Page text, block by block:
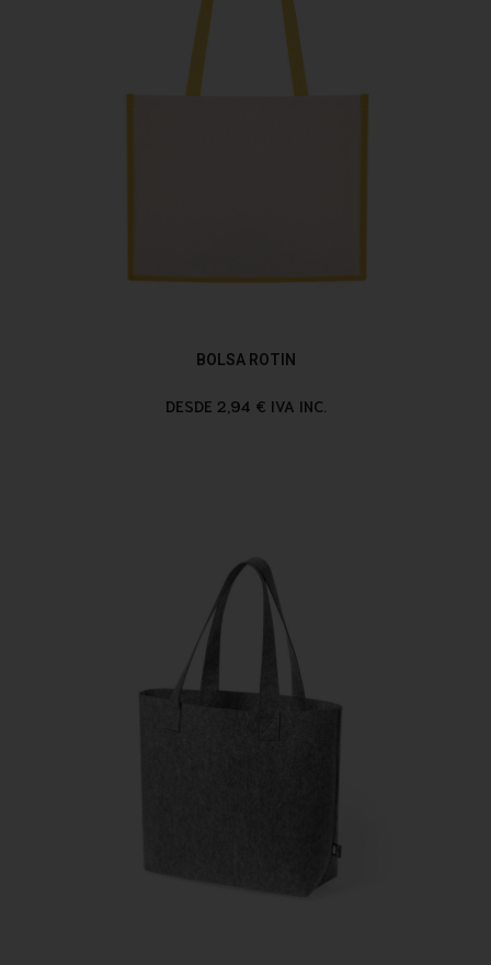
BOLSA ROTIN
DESDE 2,94 € IVA INC.